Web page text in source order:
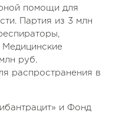
помощи для
Партия из 3 млн
руб.
распространения в
и Фонд